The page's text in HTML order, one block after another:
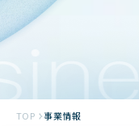
TOP 事業情報